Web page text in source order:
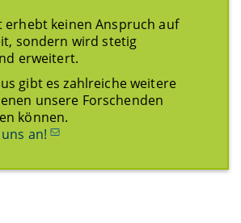
erhebt keinen Anspruch auf
sondern wird stetig
erweitert.
gibt es zahlreiche weitere
unsere Forschenden
können.
an!